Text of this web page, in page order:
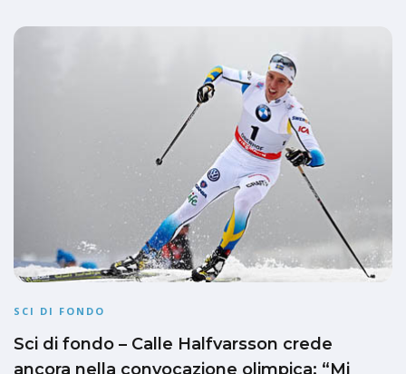
SCI DI FONDO
Sci di fondo – Calle Halfvarsson crede
ancora nella convocazione olimpica: “Mi